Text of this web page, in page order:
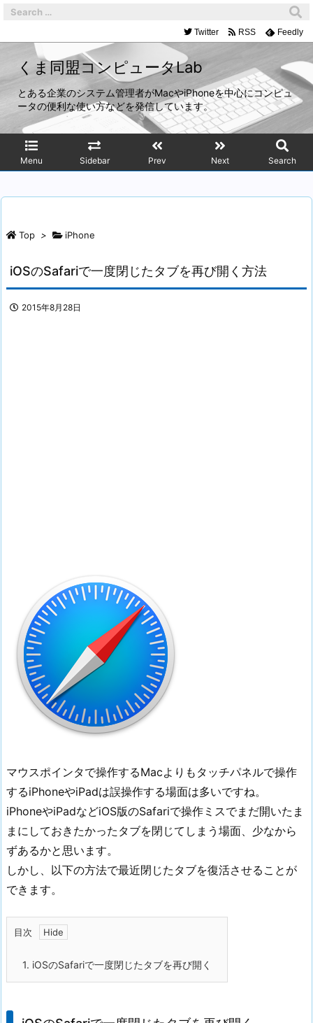
くま同盟コンピュータLab
とある企業のシステム管理者がMacやiPhoneを中心にコンピュ
ータの便利な使い方などを発信しています。
Menu Sidebar Prev Next Search
Twitter RSS Feedly
Top > iPhone
iOSのSafariで一度閉じたタブを再び開く方法
2015年8月28日
マウスポインタで操作するMacよりもタッチパネルで操作
するiPhoneやiPadは誤操作する場面は多いですね。
iPhoneやiPadなどiOS版のSafariで操作ミスでまだ開いたま
まにしておきたかったタブを閉じてしまう場面、少なから
ずあるかと思います。
しかし、以下の方法で最近閉じたタブを復活させることが
できます。
目次
1. iOSのSafariで一度閉じたタブを再び開く